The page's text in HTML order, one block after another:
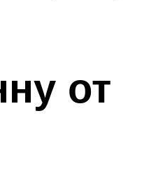
от